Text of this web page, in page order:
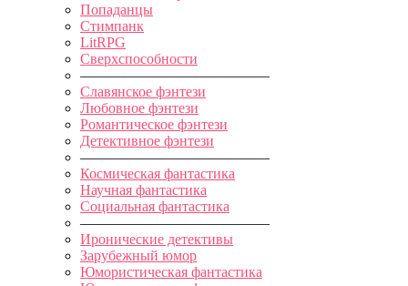
Попаданцы
Стимпанк
LitRPG
Сверхспособности
—————————————
Славянское фэнтези
Любовное фэнтези
Романтическое фэнтези
Детективное фэнтези
—————————————
Космическая фантастика
Научная фантастика
Социальная фантастика
—————————————
Иронические детективы
Зарубежный юмор
Юмористическая фантастика